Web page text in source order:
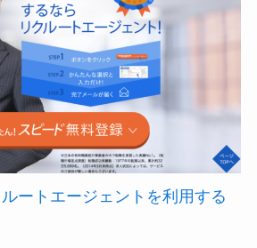
ートエージェントを利用する